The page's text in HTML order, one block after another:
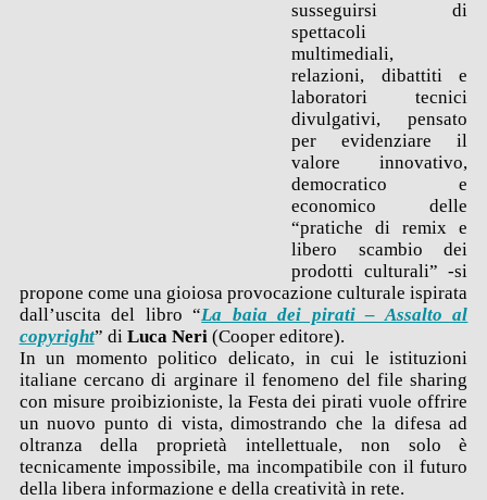
susseguirsi di
spettacoli
multimediali,
relazioni, dibattiti e
laboratori tecnici
divulgativi, pensato
per evidenziare il
valore innovativo,
democratico e
economico delle
“pratiche di remix e
libero scambio dei
prodotti culturali” -si
propone come una gioiosa provocazione culturale ispirata
dall’uscita del libro “La baia dei pirati – Assalto al
copyright” di Luca Neri(Cooper editore).
In un momento politico delicato, in cui le istituzioni
italiane cercano di arginare il fenomeno del file sharing
con misure proibizioniste, la Festa dei pirati vuole offrire
un nuovo punto di vista, dimostrando che la difesa ad
oltranza della proprietà intellettuale, non solo è
tecnicamente impossibile, ma incompatibile con il futuro
della libera informazione e della creatività in rete.